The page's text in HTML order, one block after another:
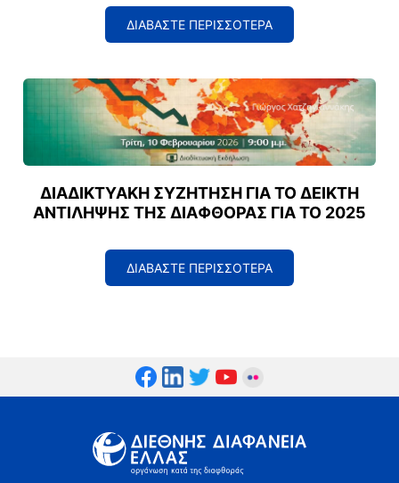
ΔΙΑΒΑΣΤΕ ΠΕΡΙΣΣΟΤΕΡΑ
ΔΙΑΔΙΚΤΥΑΚΉ ΣΥΖΉΤΗΣΗ ΓΙΑ ΤΟ ΔΕΊΚΤΗ
ΑΝΤΊΛΗΨΗΣ ΤΗΣ ΔΙΑΦΘΟΡΆΣ ΓΙΑ ΤΟ 2025
ΔΙΑΒΑΣΤΕ ΠΕΡΙΣΣΟΤΕΡΑ